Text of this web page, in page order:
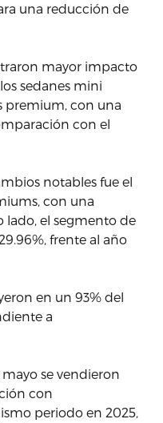
una reducción de
mayor impacto
sedanes mini
premium, con una
con el
notables fue el
con una
lado, el segmento de
frente al año
en un 93% del
a
se vendieron
con
periodo en 2025,